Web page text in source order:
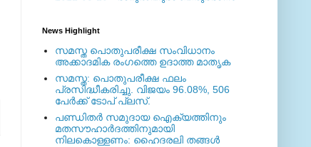
News Highlight
സമസ്ത പൊതുപരീക്ഷ സംവിധാനം
അക്കാദമിക രംഗത്തെ ഉദാത്ത മാതൃക
സമസ്ത: പൊതുപരീക്ഷ ഫലം
പ്രസിദ്ധീകരിച്ചു. വിജയം 96.08%, 506
പേര്‍ക്ക് ടോപ് പ്ലസ്.
പണ്ഡിതര്‍ സമുദായ ഐക്യത്തിനും
മതസൗഹാര്‍ദത്തിനുമായി
നിലകൊള്ളണം: ഹൈദരലി തങ്ങള്‍